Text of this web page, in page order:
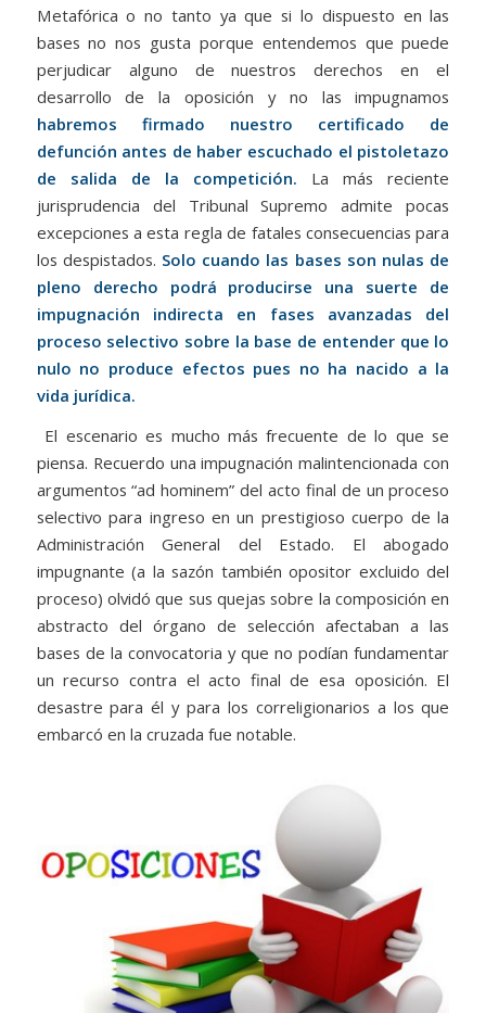
Metafórica o no tanto ya que si lo dispuesto en las
bases no nos gusta porque entendemos que puede
perjudicar alguno de nuestros derechos en el
desarrollo de la oposición y no las impugnamos
habremos firmado nuestro certificado de
defunción antes de haber escuchado el pistoletazo
de salida de la competición. La más reciente
jurisprudencia del Tribunal Supremo admite pocas
excepciones a esta regla de fatales consecuencias para
los despistados. Solo cuando las bases son nulas de
pleno derecho podrá producirse una suerte de
impugnación indirecta en fases avanzadas del
proceso selectivo sobre la base de entender que lo
nulo no produce efectos pues no ha nacido a la
vida jurídica.
El escenario es mucho más frecuente de lo que se
piensa. Recuerdo una impugnación malintencionada con
argumentos “ad hominem” del acto final de un proceso
selectivo para ingreso en un prestigioso cuerpo de la
Administración General del Estado. El abogado
impugnante (a la sazón también opositor excluido del
proceso) olvidó que sus quejas sobre la composición en
abstracto del órgano de selección afectaban a las
bases de la convocatoria y que no podían fundamentar
un recurso contra el acto final de esa oposición. El
desastre para él y para los correligionarios a los que
embarcó en la cruzada fue notable.